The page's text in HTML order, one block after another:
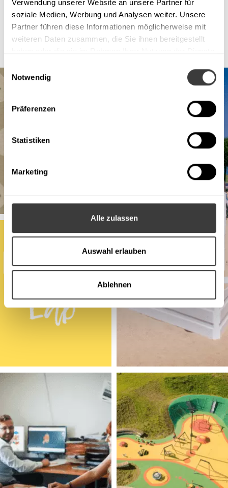
Verwendung unserer Website an unsere Partner für
soziale Medien, Werbung und Analysen weiter. Unsere
Partner führen diese Informationen möglicherweise mit
weiteren Daten zusammen, die Sie ihnen bereitgestellt
Einwilligungsauswahl
Notwendig
Präferenzen
Statistiken
Marketing
Alle zulassen
Auswahl erlauben
Ablehnen